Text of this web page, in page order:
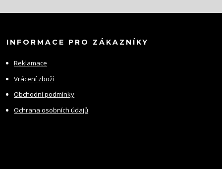
INFORMACE PRO ZÁKAZNÍKY
Reklamace
Vrácení zboží
Obchodní podmínky
Ochrana osobních údajů